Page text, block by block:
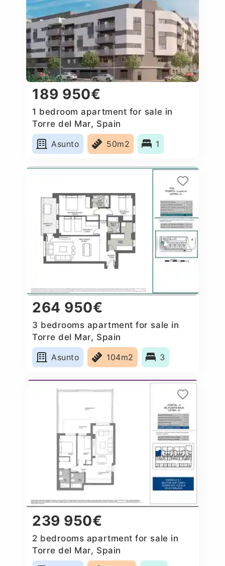
189 950€
1 bedroom apartment for sale in
Torre del Mar, Spain
Asunto
50m2 1
264 950€
3 bedrooms apartment for sale in
Torre del Mar, Spain
Asunto
104m2 3
239 950€
2 bedrooms apartment for sale in
Torre del Mar, Spain